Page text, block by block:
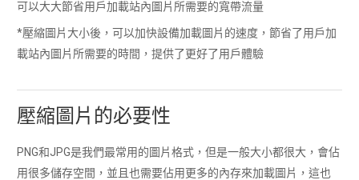
可以大大節省用戶加載站內圖片所需要的寬帶流量
*壓縮圖片大小後，可以加快設備加載圖片的速度，節省了用戶加
載站內圖片所需要的時間，提供了更好了用戶體驗
壓縮圖片的必要性
PNG和JPG是我們最常用的圖片格式，但是一般大小都很大，會佔
用很多儲存空間，並且也需要佔用更多的內存來加載圖片，這也